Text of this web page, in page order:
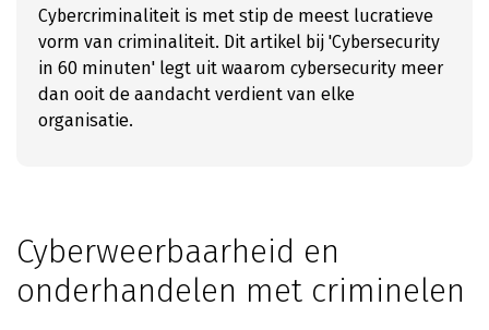
Cybercriminaliteit is met stip de meest lucratieve
vorm van criminaliteit. Dit artikel bij 'Cybersecurity
in 60 minuten' legt uit waarom cybersecurity meer
dan ooit de aandacht verdient van elke
organisatie.
Cyberweerbaarheid en
onderhandelen met criminelen